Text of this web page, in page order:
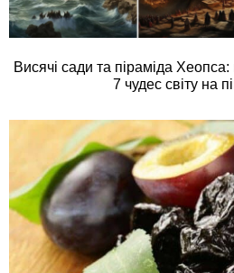
Висячі сади та піраміда
7 чудес світу на